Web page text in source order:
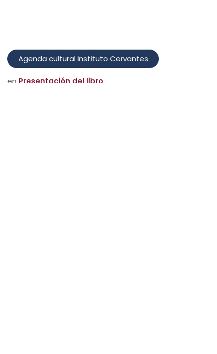
Agenda cultural Instituto Cervantes
en Presentación del libro